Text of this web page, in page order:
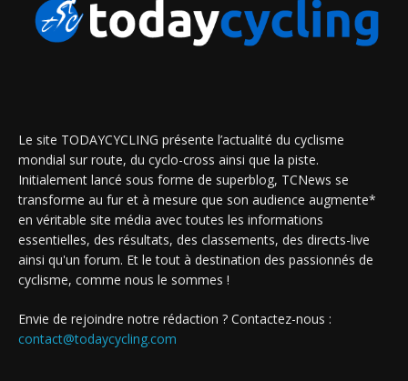
Le site TODAYCYCLING présente l’actualité du cyclisme
mondial sur route, du cyclo-cross ainsi que la piste.
Initialement lancé sous forme de superblog, TCNews se
transforme au fur et à mesure que son audience augmente*
en véritable site média avec toutes les informations
essentielles, des résultats, des classements, des directs-live
ainsi qu'un forum. Et le tout à destination des passionnés de
cyclisme, comme nous le sommes !
Envie de rejoindre notre rédaction ? Contactez-nous :
contact@todaycycling.com